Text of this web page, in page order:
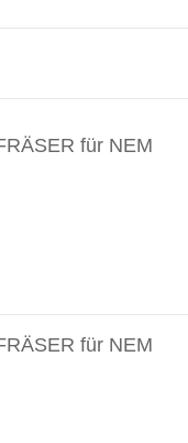
für NEM
für NEM